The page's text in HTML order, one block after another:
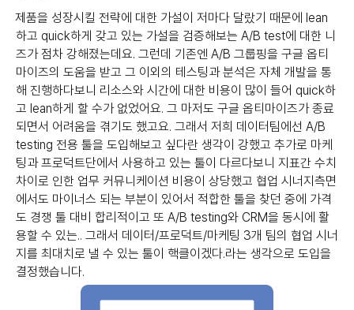
제품을 성장시킬 전략에 대한 가설이 저마다 달랐기 때문에 lean
하고 quick하게 갖고 있는 가설을 검증해보는 A/B test에 대한 니
즈가 점차 강해졌는데요. 그런데 기존엔 A/B 그룹핑을 구글 옵티
마이즈의 도움을 받고 그 이외의 테스팅과 분석은 자체 개발을 통
해 진행하다보니 리소스와 시간에 대한 비용이 많이 들어 quick하
고 lean하게 할 수가 없었어요. 그 마저도 구글 옵티마이즈가 종료
되면서 어려움을 겪기도 했고요. 그래서 저희 데이터팀에선 A/B
testing 전용 툴을 도입해보고 싶다란 생각이 강했고 추가로 마케
팅과 프로덕트단에서 사용하고 있는 툴이 다르다보니 지표간 수치
차이로 인한 업무 커뮤니케이션 비용이 상당했고 협업 시너지측면
에서도 마이너스 되는 부분이 있어서 적합한 툴을 찾던 중에 가격
도 경쟁 툴 대비 합리적이고 또 A/B testing와 CRM을 동시에 활
용할 수 있는.. 그래서 데이터/프로덕트/마케팅 3개 팀의 협업 시너
지를 최대치로 낼 수 있는 툴이 핵클이겠다.라는 생각으로 도입을
결정했습니다.